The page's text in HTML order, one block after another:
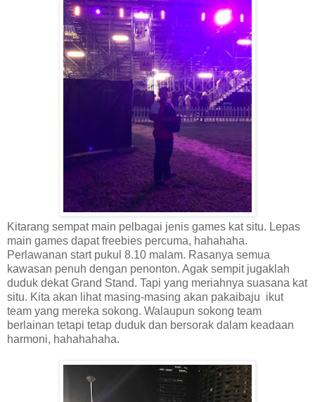
Kitarang sempat main pelbagai jenis games kat situ. Lepas
main games dapat freebies percuma, hahahaha.
Perlawanan start pukul 8.10 malam. Rasanya semua
kawasan penuh dengan penonton. Agak sempit jugaklah
duduk dekat Grand Stand. Tapi yang meriahnya suasana kat
situ. Kita akan lihat masing-masing akan pakaibaju ikut
team yang mereka sokong. Walaupun sokong team
berlainan tetapi tetap duduk dan bersorak dalam keadaan
harmoni, hahahahaha.